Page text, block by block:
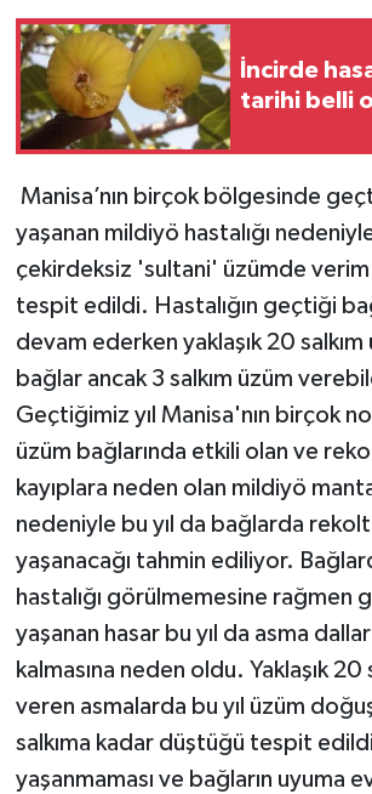
İncirde
tarihi belli
Manisa’nın birçok bölgesinde
yaşanan mildiyö hastalığı
çekirdeksiz 'sultani' üzümde
tespit edildi. Hastalığın geçtiği
devam ederken yaklaşık 20
bağlar ancak 3 salkım üzüm
Geçtiğimiz yıl Manisa'nın birçok
üzüm bağlarında etkili olan ve
kayıplara neden olan mildiyö
nedeniyle bu yıl da bağlarda
yaşanacağı tahmin ediliyor.
hastalığı görülmemesine rağmen
yaşanan hasar bu yıl da asma
kalmasına neden oldu. Yaklaşık 20
veren asmalarda bu yıl üzüm
salkıma kadar düştüğü tespit
yaşanmaması ve bağların uyuma